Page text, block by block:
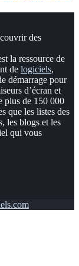
des
la ressource de
de logiciels,
démarrage pour
d’écran et
plus de 150 000
que les listes des
les blogs et les
qui vous